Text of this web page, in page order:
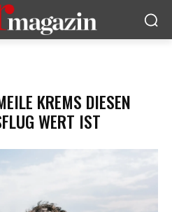
KREMS DIESEN
WERT IST